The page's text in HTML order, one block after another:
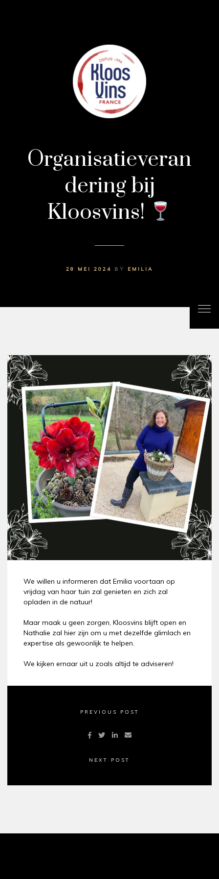
Organisatieveran
dering bij
Kloosvins!
28 MEI 2024 BY EMILIA
We willen u informeren dat Emilia voortaan op
vrijdag van haar tuin zal genieten en zich zal
opladen in de natuur!
Maar maak u geen zorgen, Kloosvins blijft open en
Nathalie zal hier zijn om u met dezelfde glimlach en
expertise als gewoonlijk te helpen.
We kijken ernaar uit u zoals altijd te adviseren!
PREVIOUS POST
NEXT POST